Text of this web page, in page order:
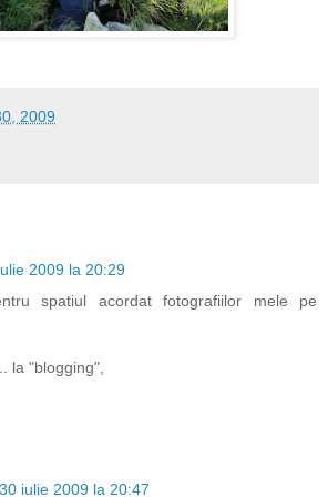
2009
2009 la 20:29
spatiul acordat fotografiilor mele pe
la "blogging",
30 iulie 2009 la 20:47